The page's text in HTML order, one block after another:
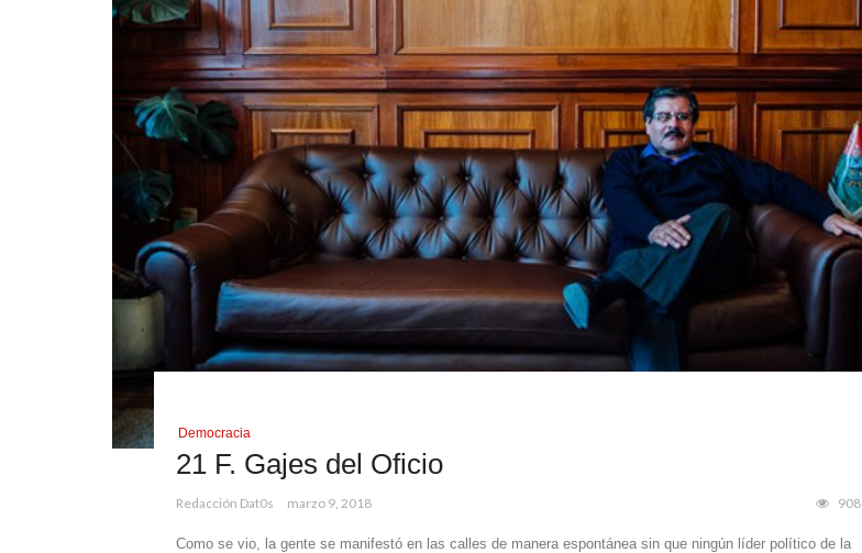
Democracia
21 F. Gajes del Oficio
Redacción Dat0s marzo 9, 2018 908
Como se vio, la gente se manifestó en las calles de manera espontánea sin que ningún líder político de la